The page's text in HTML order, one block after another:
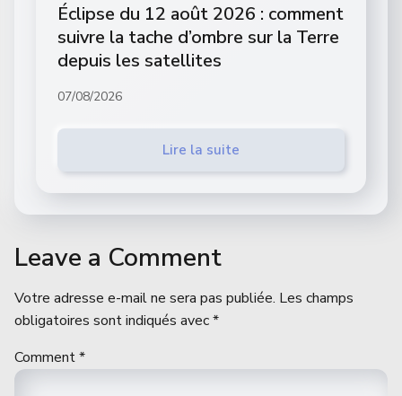
Éclipse du 12 août 2026 : comment
suivre la tache d’ombre sur la Terre
depuis les satellites
07/08/2026
Lire la suite
Leave a Comment
Votre adresse e-mail ne sera pas publiée. Les champs
obligatoires sont indiqués avec*
Comment*